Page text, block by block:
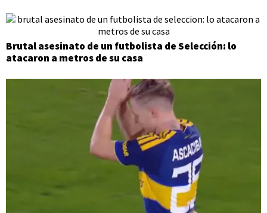
Brutal asesinato de un futbolista de Selección: lo
atacaron a metros de su casa